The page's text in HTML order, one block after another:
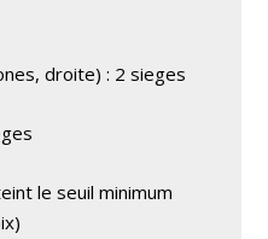
droite) : 2 sieges
le seuil minimum